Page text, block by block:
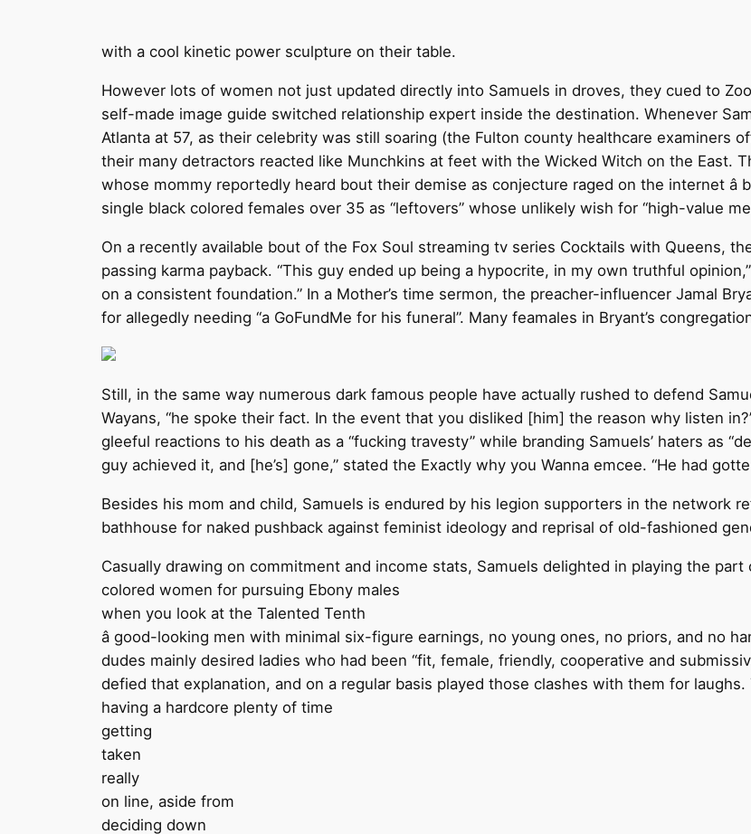
with a cool kinetic power sculpture on their table.
However lots of women not just updated directly into Samuels in droves, they cued to
self-made image guide switched relationship expert inside the destination. Whenever
Atlanta at 57, as their celebrity was still soaring (the Fulton county healthcare examiners
their many detractors reacted like Munchkins at feet with the Wicked Witch on the East.
whose mommy reportedly heard bout their demise as conjecture raged on the internet
single black colored females over 35 as “leftovers” whose unlikely wish for “high-value
On a recently available bout of the Fox Soul streaming tv series Cocktails with Queens,
passing karma payback. “This guy ended up being a hypocrite, in my own truthful
on a consistent foundation.” In a Mother’s time sermon, the preacher-influencer Jamal
for allegedly needing “a GoFundMe for his funeral”. Many feamales in Bryant’s
Still, in the same way numerous dark famous people have actually rushed to defend
Wayans, “he spoke their fact. In the event that you disliked [him] the reason why listen
gleeful reactions to his death as a “fucking travesty” while branding Samuels’ haters as
guy achieved it, and [he’s] gone,” stated the Exactly why you Wanna emcee. “He had
Besides his mom and child, Samuels is endured by his legion supporters in the network
bathhouse for naked pushback against feminist ideology and reprisal of old-fashioned
Casually drawing on commitment and income stats, Samuels delighted in playing the part
colored women for pursuing Ebony males
when you look at the Talented Tenth
â good-looking men with minimal six-figure earnings, no young ones, no priors, and no
dudes mainly desired ladies who had been “fit, female, friendly, cooperative and
defied that explanation, and on a regular basis played those clashes with them for
having a hardcore plenty of time
getting
taken
really
on line, aside from
deciding down